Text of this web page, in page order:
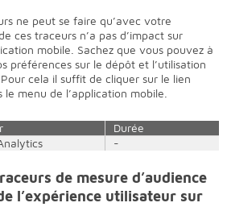
ne peut se faire qu’avec votre
ces traceurs n’a pas d’impact sur
mobile. Sachez que vous pouvez à
préférences sur le dépôt et l’utilisation
cela il suffit de cliquer sur le lien
menu de l’application mobile.
Durée
-
de mesure d’audience
l’expérience utilisateur sur